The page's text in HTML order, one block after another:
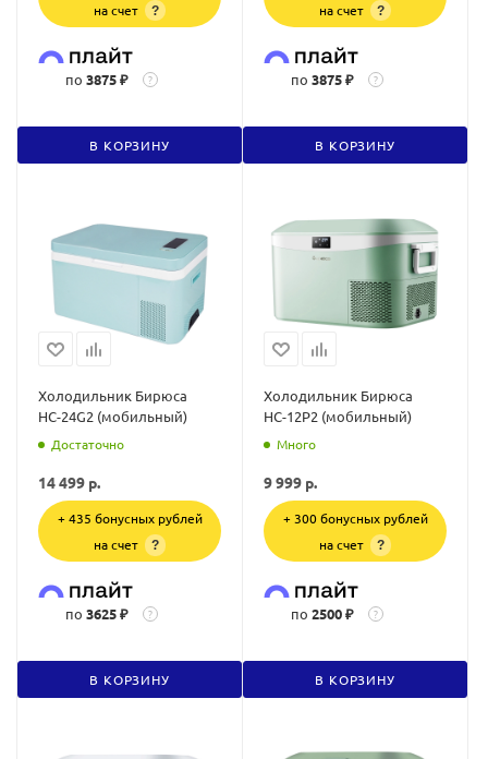
на счет
?
по 3875 ₽ ?
В КОРЗИНУ
на счет
?
по 3875 ₽ ?
В КОРЗИНУ
Холодильник Бирюса
НС-24G2 (мобильный)
Достаточно
14 499 р.
+ 435 бонусных рублей
на счет
?
по 3625 ₽ ?
В КОРЗИНУ
Холодильник Бирюса
НС-12P2 (мобильный)
Много
9 999 р.
+ 300 бонусных рублей
на счет
?
по 2500 ₽ ?
В КОРЗИНУ